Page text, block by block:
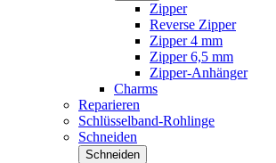
Zipper
Reverse Zipper
Zipper 4 mm
Zipper 6,5 mm
Zipper-Anhänger
Charms
Reparieren
Schlüsselband-Rohlinge
Schneiden
Schneiden